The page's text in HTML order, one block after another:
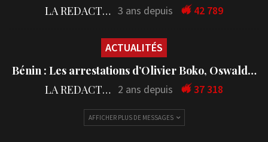
LA REDACTION 3 ans depuis 42 789
ACTUALITÉS
Bénin : Les arrestations d’Olivier Boko, Oswald…
LA REDACTION 2 ans depuis 37 318
AFFICHER PLUS DE MESSAGES